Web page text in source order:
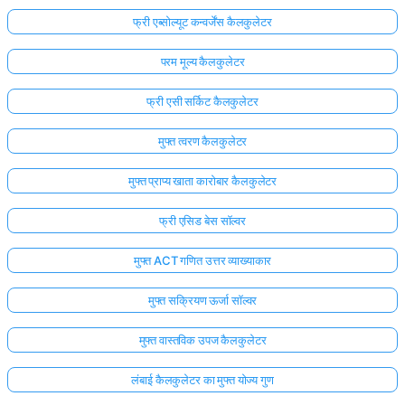
फ्री एब्सोल्यूट कन्वर्जेंस कैलकुलेटर
परम मूल्य कैलकुलेटर
फ्री एसी सर्किट कैलकुलेटर
मुफ्त त्वरण कैलकुलेटर
मुफ्त प्राप्य खाता कारोबार कैलकुलेटर
फ्री एसिड बेस सॉल्वर
मुफ्त ACT गणित उत्तर व्याख्याकार
मुफ्त सक्रियण ऊर्जा सॉल्वर
मुफ्त वास्तविक उपज कैलकुलेटर
लंबाई कैलकुलेटर का मुफ्त योज्य गुण